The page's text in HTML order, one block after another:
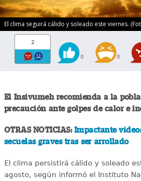
El clima seguirá cálido y soleado este viernes.
2
0 0
El Insivumeh recomienda a la
precaución ante golpes de calor e
OTRAS NOTICIAS: Impactante
secuelas graves tras ser arrollado
El clima persistirá cálido y soleado
agosto, según informó el Instituto